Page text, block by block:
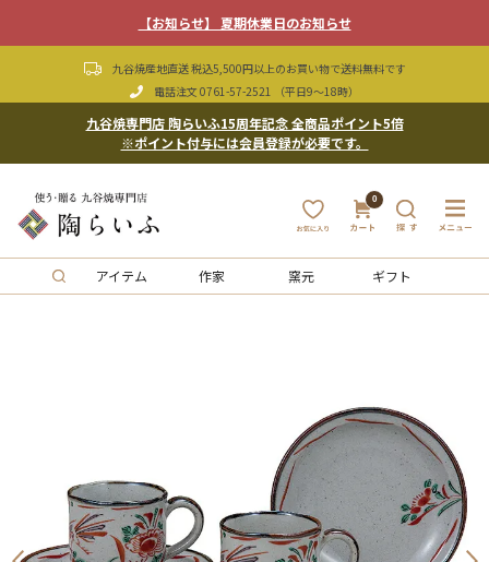
【お知らせ】 夏期休業日のお知らせ
九谷焼産地直送 税込5,500円以上のお買い物で送料無料です
電話注文 0761-57-2521 （平日9〜18時）
九谷焼専門店 陶らいふ15周年記念 全商品ポイント5倍
※ポイント付与には会員登録が必要です。
0
アイテム 作家 窯元 ギフト